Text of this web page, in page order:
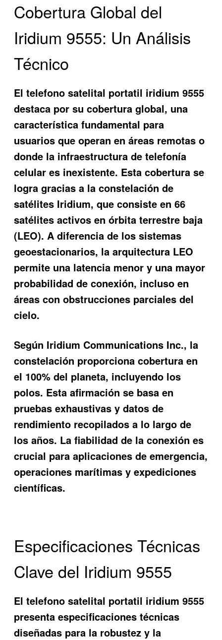
Cobertura Global del
Iridium 9555: Un Análisis
Técnico
Eltelefono satelital portatil iridium 9555
destaca por su cobertura global, una
característica fundamental para
usuarios que operan en áreas remotas o
donde la infraestructura de telefonía
celular es inexistente. Esta cobertura se
logra gracias a la constelación de
satélites Iridium, que consiste en 66
satélites activos en órbita terrestre baja
(LEO). A diferencia de los sistemas
geoestacionarios, la arquitectura LEO
permite una latencia menor y una mayor
probabilidad de conexión, incluso en
áreas con obstrucciones parciales del
cielo.
Según Iridium Communications Inc., la
constelación proporciona cobertura en
el 100% del planeta, incluyendo los
polos. Esta afirmación se basa en
pruebas exhaustivas y datos de
rendimiento recopilados a lo largo de
los años. La fiabilidad de la conexión es
crucial para aplicaciones de emergencia,
operaciones marítimas y expediciones
científicas.
Especificaciones Técnicas
Clave del Iridium 9555
Eltelefono satelital portatil iridium 9555
presenta especificaciones técnicas
diseñadas para la robustez y la